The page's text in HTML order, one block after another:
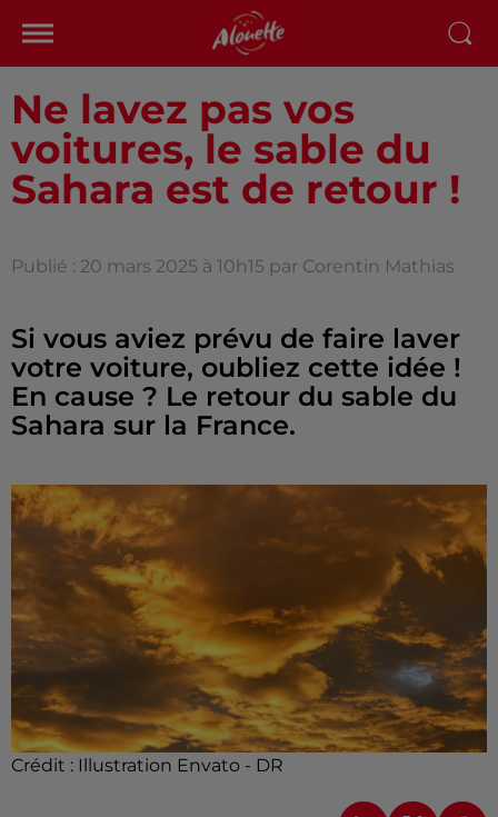
Ne lavez pas vos
voitures, le sable du
Sahara est de retour !
Publié : 20 mars 2025 à 10h15 par Corentin Mathias
Si vous aviez prévu de faire laver
votre voiture, oubliez cette idée !
En cause ? Le retour du sable du
Sahara sur la France.
Crédit : Illustration Envato - DR